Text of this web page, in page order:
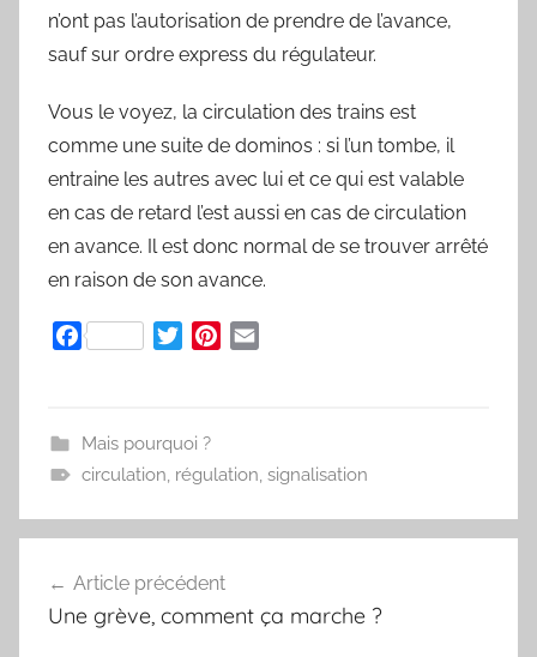
n’ont pas l’autorisation de prendre de l’avance,
sauf sur ordre express du régulateur.
Vous le voyez, la circulation des trains est
comme une suite de dominos : si l’un tombe, il
entraine les autres avec lui et ce qui est valable
en cas de retard l’est aussi en cas de circulation
en avance. Il est donc normal de se trouver arrêté
en raison de son avance.
F
b
o
k
t
e
r
s
Mais pourquoi ?
circulation, régulation, signalisation
Navigation
de
Article précédent
Une grève, comment ça marche ?